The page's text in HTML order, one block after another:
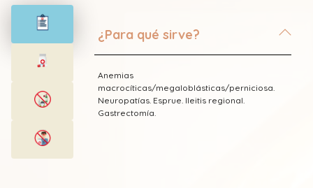
¿Para qué sirve?
Anemias
macrocíticas/megaloblásticas/perniciosa.
Neuropatías. Esprue. Ileitis regional.
Gastrectomía.